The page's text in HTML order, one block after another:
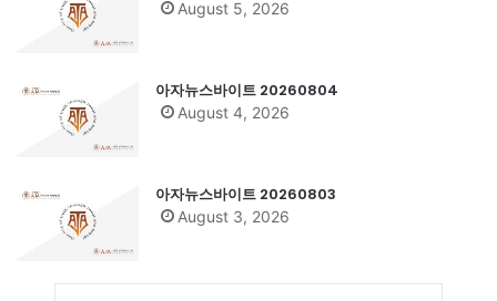
August 5, 2026
아자뉴스바이트 20260804
August 4, 2026
아자뉴스바이트 20260803
August 3, 2026